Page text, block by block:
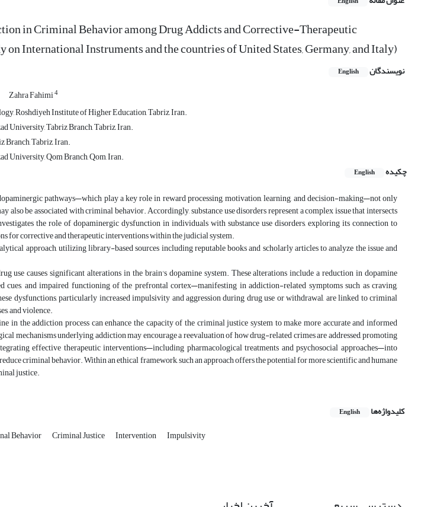
in Criminal Behavior among Drug Addicts and Corrective-Therapeutic
International Instruments and the countries of United States, Germany, and Italy)
نویسندگان English
Zahra Fahimi4
Roshdiyeh Institute of Higher Education, Tabriz, Iran.
University, Tabriz Branch, Tabriz, Iran.
Tabriz, Iran.
University, Qom Branch, Qom, Iran.
چکیده
English
pathways—which play a key role in reward processing, motivation, learning, and decision-making—not only
also be associated with criminal behavior. Accordingly, substance use disorders represent a complex issue that intersects
the role of dopaminergic dysfunction in individuals with substance use disorders, exploring its connection to
for corrective and therapeutic interventions within the judicial system.
approach, utilizing library-based sources including reputable books and scholarly articles to analyze the issue and
use causes significant alterations in the brain's dopamine system. These alterations include a reduction in dopamine
cues, and impaired functioning of the prefrontal cortex—manifesting in addiction-related symptoms such as craving,
dysfunctions, particularly increased impulsivity and aggression during drug use or withdrawal, are linked to criminal
and violence.
in the addiction process can enhance the capacity of the criminal justice system to make more accurate and informed
mechanisms underlying addiction may encourage a reevaluation of how drug-related crimes are addressed, promoting
effective therapeutic interventions—including pharmacological treatments and psychosocial approaches—into
criminal behavior. Within an ethical framework, such an approach offers the potential for more scientific and humane
justice.
کلیدواژه‌ها English
Behavior Criminal Justice Intervention Impulsivity